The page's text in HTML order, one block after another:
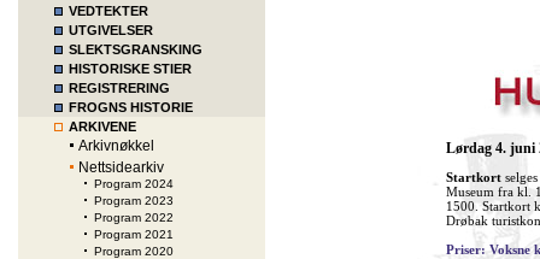
VEDTEKTER
UTGIVELSER
SLEKTSGRANSKING
HISTORISKE STIER
REGISTRERING
FROGNS HISTORIE
ARKIVENE
Arkivnøkkel
Nettsidearkiv
Program 2024
Program 2023
Program 2022
Program 2021
Program 2020
Lørdag 4. juni
Startkort
Museum fra kl.
1500. Startkort
Drøbak
Priser: Voksne